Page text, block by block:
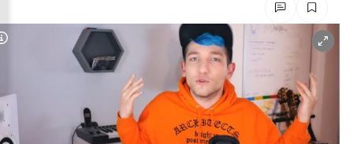
Untermenü
Untermenü
Untermenü
Copyright-Hinweis öffnen/schließen